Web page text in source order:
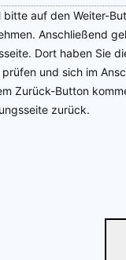
bitte auf den Weiter-
Anschließend
Dort haben Sie
und sich im
Zurück-Button
zurück.